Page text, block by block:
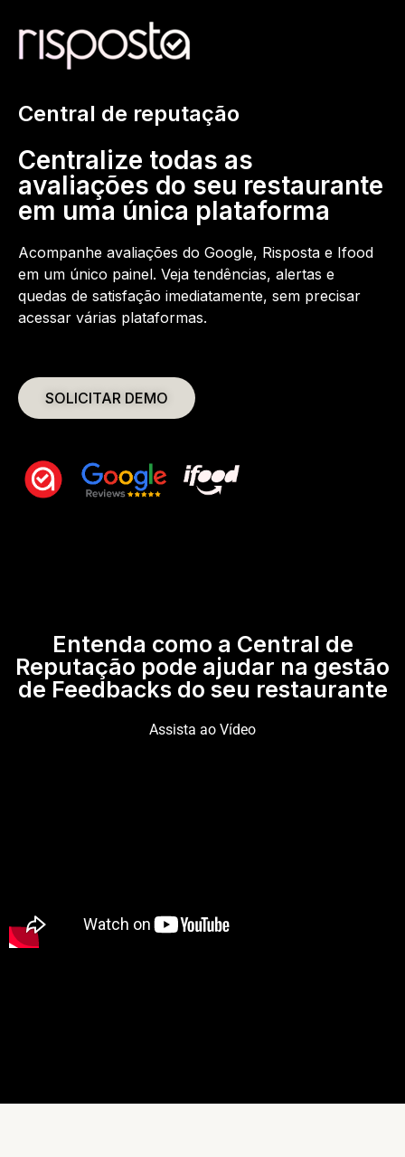
Central de reputação
Centralize todas as
avaliações do seu restaurante
em uma única plataforma
Acompanhe avaliações do Google, Risposta e Ifood
em um único painel. Veja tendências, alertas e
quedas de satisfação imediatamente, sem precisar
acessar várias plataformas.
SOLICITAR DEMO
Entenda como a Central de
Reputação pode ajudar na gestão
de Feedbacks do seu restaurante
Assista ao Vídeo